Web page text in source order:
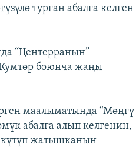
турган абалга келген
“Центерранын”
боюнча жаңы
маалыматында “Мөңгү
абалга алып келгенин,
күтүп жатышканын